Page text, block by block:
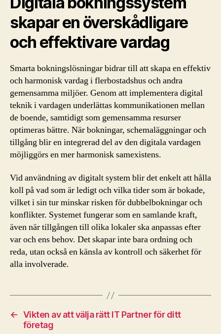
skapar en överskådligare
och effektivare vardag
Smarta bokningslösningar bidrar till att skapa en effektiv
och harmonisk vardag i flerbostadshus och andra
gemensamma miljöer. Genom att implementera digital
teknik i vardagen underlättas kommunikationen mellan
de boende, samtidigt som gemensamma resurser
optimeras bättre. När bokningar, schemaläggningar och
tillgång blir en integrerad del av den digitala vardagen
möjliggörs en mer harmonisk samexistens.
Vid användning av digitalt system blir det enkelt att hålla
koll på vad som är ledigt och vilka tider som är bokade,
vilket i sin tur minskar risken för dubbelbokningar och
konflikter. Systemet fungerar som en samlande kraft,
även när tillgången till olika lokaler ska anpassas efter
var och ens behov. Det skapar inte bara ordning och
reda, utan också en känsla av kontroll och säkerhet för
alla involverade.
← Vikten av att välja rätt IT Partner för ditt
företag